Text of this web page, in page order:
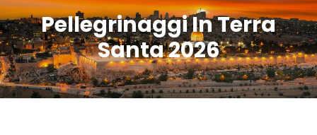
Pellegrinaggi In Terra
Santa 2026